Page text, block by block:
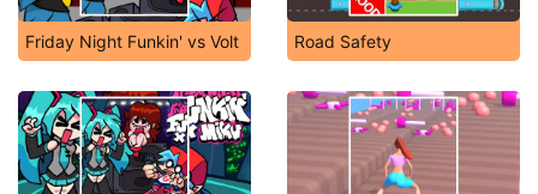
Friday Night Funkin' vs Volt Road Safety